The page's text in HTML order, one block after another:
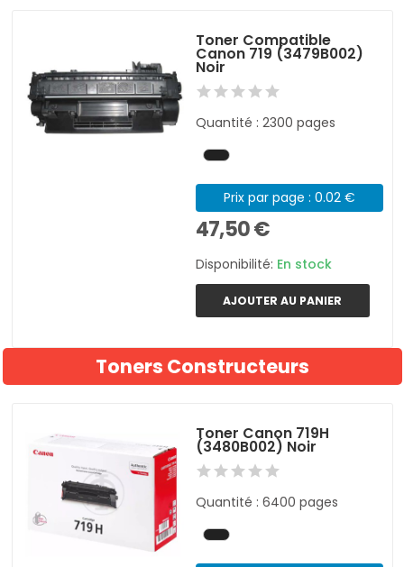
Toner Compatible
Canon 719 (3479B002)
Noir
Quantité : 2300 pages
Prix par page : 0.02 €
47,50 €
Disponibilité: En stock
AJOUTER AU PANIER
Toners Constructeurs
Toner Canon 719H
(3480B002) Noir
Quantité : 6400 pages